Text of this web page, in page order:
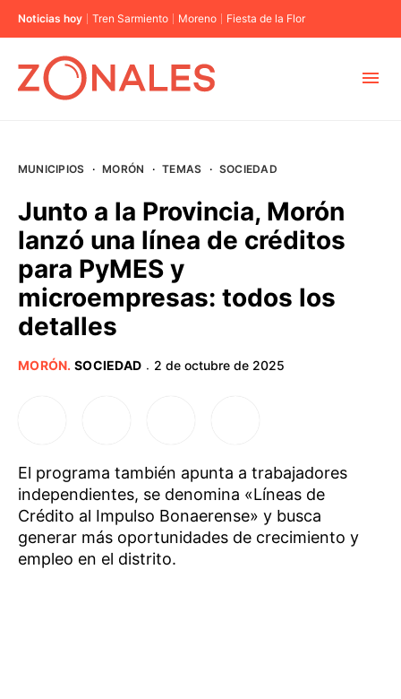
Noticias hoy Tren Sarmiento Moreno Fiesta de la Flor
BUENOS AIRES
PROVINCIAS
MUNICIPIOS · MORÓN · TEMAS · SOCIEDAD
Junto a la Provincia, Morón
lanzó una línea de créditos
para PyMES y
microempresas: todos los
detalles
MORÓN. SOCIEDAD · 2 de octubre de 2025
El programa también apunta a trabajadores
independientes, se denomina «Líneas de
Crédito al Impulso Bonaerense» y busca
generar más oportunidades de crecimiento y
empleo en el distrito.